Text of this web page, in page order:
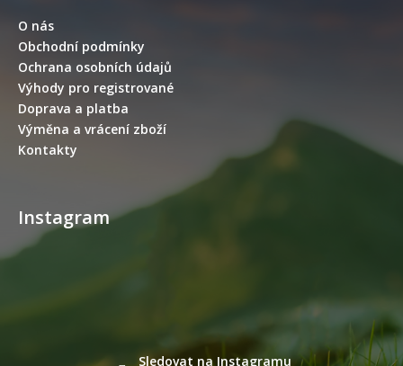
O nás
Obchodní podmínky
Ochrana osobních údajů
Výhody pro registrované
Doprava a platba
Výměna a vrácení zboží
Kontakty
Instagram
Sledovat na Instagramu